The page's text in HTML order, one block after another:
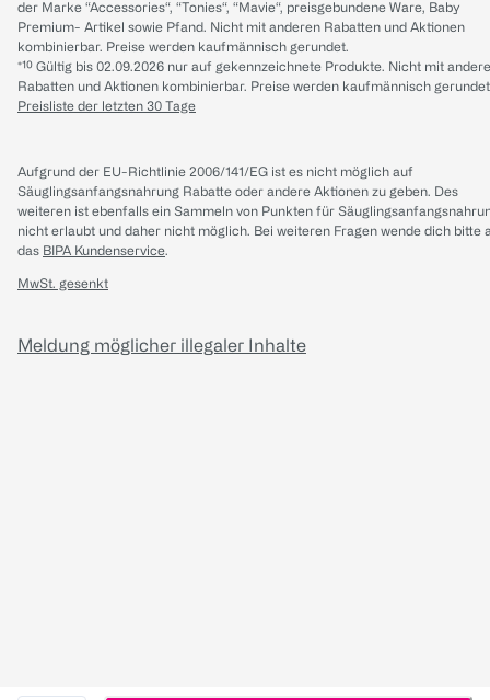
der Marke “Accessories“, “Tonies“, “Mavie“, preisgebundene Ware, Baby
Premium- Artikel sowie Pfand. Nicht mit anderen Rabatten und Aktionen
kombinierbar. Preise werden kaufmännisch gerundet.
*¹⁰ Gültig bis 02.09.2026 nur auf gekennzeichnete Produkte. Nicht mit
Rabatten und Aktionen kombinierbar. Preise werden kaufmännisch
Preisliste der letzten 30 Tage
Aufgrund der EU-Richtlinie 2006/141/EG ist es nicht möglich auf
Säuglingsanfangsnahrung Rabatte oder andere Aktionen zu geben. Des
weiteren ist ebenfalls ein Sammeln von Punkten für
nicht erlaubt und daher nicht möglich. Bei weiteren Fragen wende dich bitte
das BIPA Kundenservice.
MwSt. gesenkt
Meldung möglicher illegaler Inhalte